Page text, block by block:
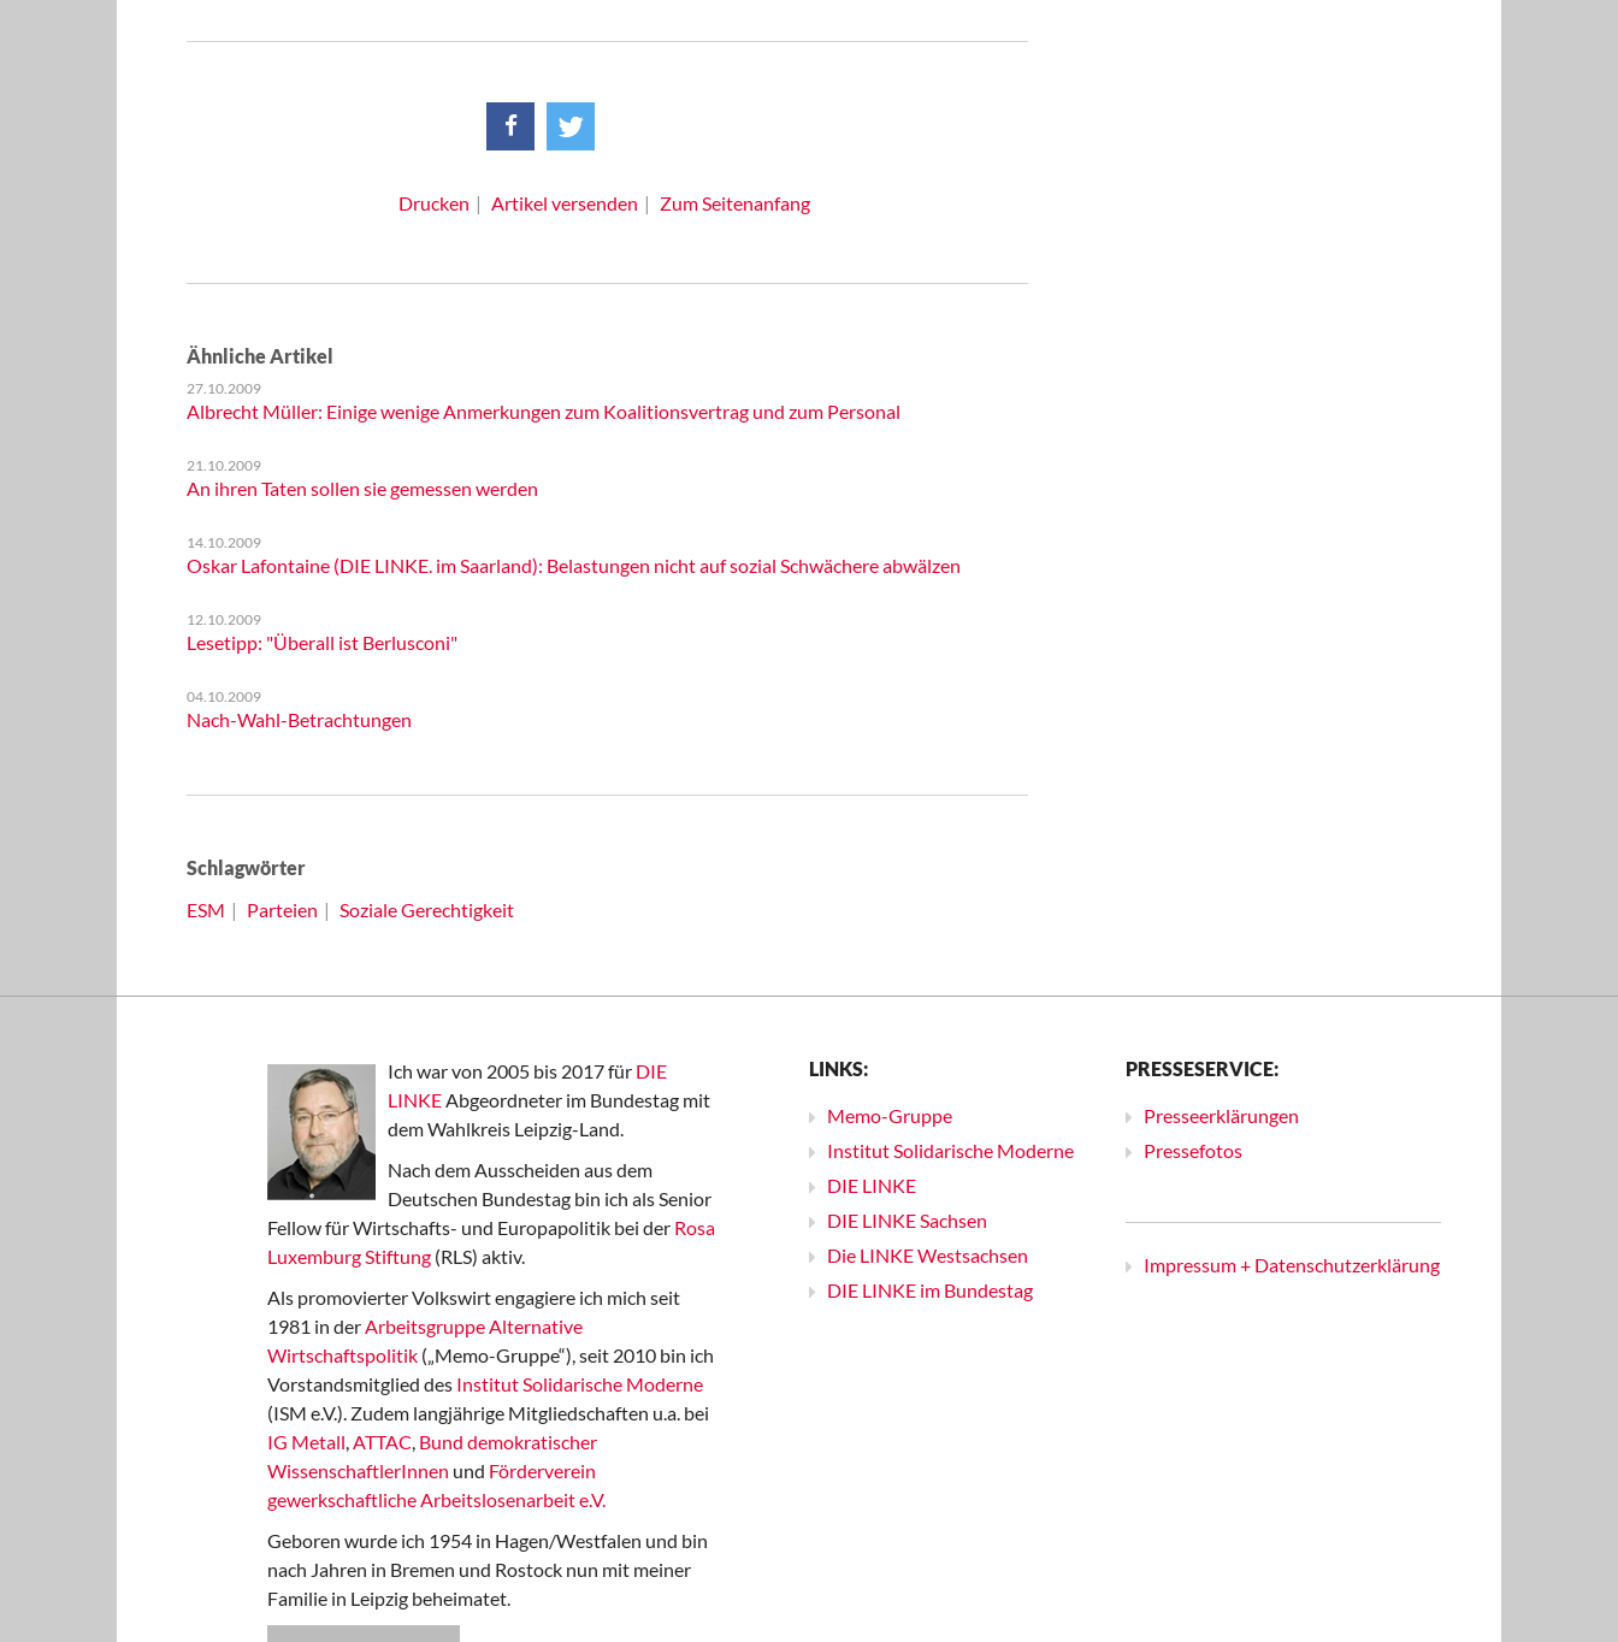
Drucken Artikel versenden Zum Seitenanfang
Ähnliche Artikel
27.10.2009
Albrecht Müller: Einige wenige Anmerkungen zum Koalitionsvertrag und zum Personal
21.10.2009
An ihren Taten sollen sie gemessen werden
14.10.2009
Oskar Lafontaine (DIE LINKE. im Saarland): Belastungen nicht auf sozial Schwächere abwälzen
12.10.2009
Lesetipp: "Überall ist Berlusconi"
04.10.2009
Nach-Wahl-Betrachtungen
Schlagwörter
ESM
Parteien Soziale Gerechtigkeit
Ich war von 2005 bis 2017 für DIE
LINKEAbgeordneter im Bundestag mit
dem Wahlkreis Leipzig-Land.
Nach dem Ausscheiden aus dem
Deutschen Bundestag bin ich als Senior
Fellow für Wirtschafts- und Europapolitik bei der Rosa
Luxemburg Stiftung (RLS) aktiv.
Als promovierter Volkswirt engagiere ich mich seit
1981 in derArbeitsgruppe Alternative
Wirtschaftspolitik („Memo-Gruppe“), seit 2010 bin ich
Vorstandsmitglied des Institut Solidarische Moderne
(ISM e.V.). Zudem langjährige Mitgliedschaften u.a. bei
IG Metall,ATTAC, Bund demokratischer
WissenschaftlerInnen und Förderverein
gewerkschaftliche Arbeitslosenarbeit e.V.
Geboren wurde ich 1954 in Hagen/Westfalen und bin
nach Jahren in Bremen und Rostock nun mit meiner
Familie in Leipzig beheimatet.
LINKS:
Memo-Gruppe
Institut Solidarische Moderne
DIE LINKE
DIE LINKE Sachsen
Die LINKE Westsachsen
DIE LINKE im Bundestag
PRESSESERVICE:
Presseerklärungen
Pressefotos
Impressum + Datenschutzerklärung